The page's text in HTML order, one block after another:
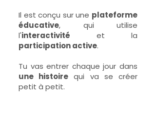
Il est conçu sur une plateforme
éducative, qui utilise
l'interactivité et la
participation active.
Tu vas entrer chaque jour dans
une histoire qui va se créer
petit à petit.